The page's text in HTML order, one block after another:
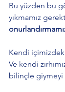
Bu yüzden bu
yıkmamız
Kendi
Ve kendi
bilinçle giymeyi